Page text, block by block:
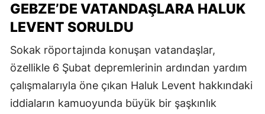
GEBZE’DE VATANDAŞLARA HALUK
LEVENT SORULDU
Sokak röportajında konuşan vatandaşlar,
özellikle 6 Şubat depremlerinin ardından yardım
çalışmalarıyla öne çıkan Haluk Levent hakkındaki
iddiaların kamuoyunda büyük bir şaşkınlık